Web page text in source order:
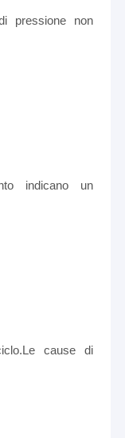
pressione non
indicano un
cause di